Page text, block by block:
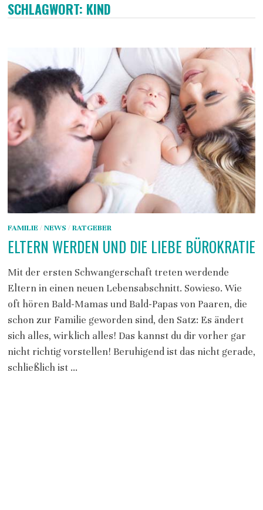
SCHLAGWORT: KIND
FAMILIE / NEWS / RATGEBER
ELTERN WERDEN UND DIE LIEBE BÜROKRATIE
Mit der ersten Schwangerschaft treten werdende
Eltern in einen neuen Lebensabschnitt. Sowieso. Wie
oft hören Bald-Mamas und Bald-Papas von Paaren, die
schon zur Familie geworden sind, den Satz: Es ändert
sich alles, wirklich alles! Das kannst du dir vorher gar
nicht richtig vorstellen! Beruhigend ist das nicht gerade,
schließlich ist …